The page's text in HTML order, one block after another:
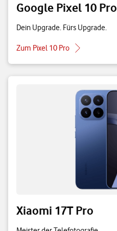
Google Pixel 10 Pro
Dein Upgrade. Fürs Upgrade.
Zum Pixel 10 Pro
Xiaomi 17T Pro